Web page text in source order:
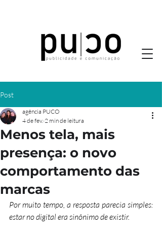
Post
Menos tela, mais
presença: o novo
comportamento das
marcas
agência PUCO
4 de fev. 2 min de leitura
Por muito tempo, a resposta parecia simples:
estar no digital era sinônimo de existir.